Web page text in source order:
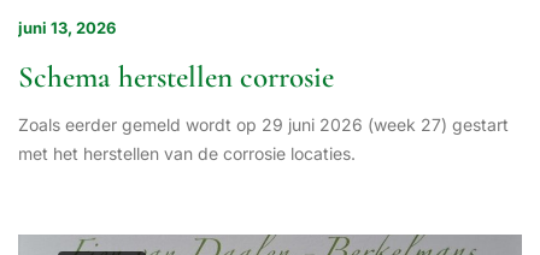
juni 13, 2026
Schema herstellen corrosie
Zoals eerder gemeld wordt op 29 juni 2026 (week 27) gestart
met het herstellen van de corrosie locaties.